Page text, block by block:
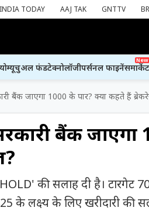
INDIA TODAY AAJ TAK GNTTV
म्यूचुअल फंडटेक्नोलॉजीपर्सनल फाइनेंस
New
मार्केट
बैंक जाएगा 1000 के पार? क्या कहते हैं
बैंक जाएगा
की सलाह दी है। टारगेट
के लक्ष्‍य के लिए खरीदारी की